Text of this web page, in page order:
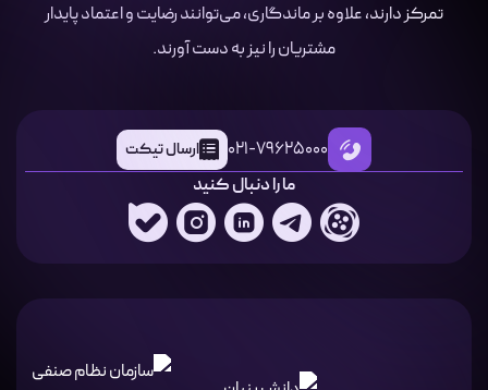
تمرکز دارند، علاوه بر ماندگاری، می‌توانند رضایت و اعتماد پایدار
مشتریان را نیز به دست آورند.
021-79625000 ارسال تیکت
ما را دنبال کنید